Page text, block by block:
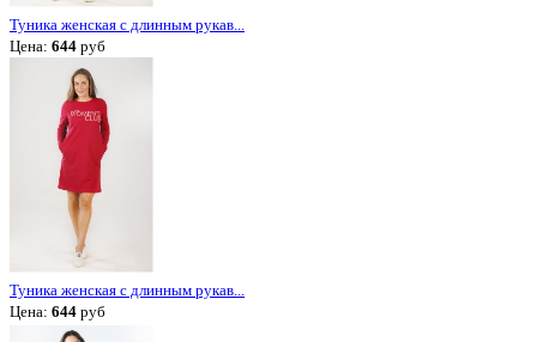
Туника женская с длинным рукав...
Цена: 644 руб
Туника женская с длинным рукав...
Цена: 644 руб